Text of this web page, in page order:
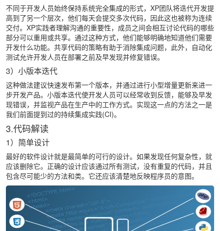
不同于开发人员始终保持系统完全集成的形式，XP团队将迭代开发提
高到了另一个层次，他们每天会提交多次代码，因此这也被称为连续
交付。XP实践者理解沟通的重要性，成员之间会相互讨论代码的哪些
部分可以重用或共享。通过这种方式，他们能够明确地知道他们需要
开发什么功能。共享代码的策略有助于消除集成问题，此外，自动化
测试允许开发人员在部署之前及早发现并修复错误。
3）小版本迭代
这种做法建议快速发布第一个版本，并通过进行小型增量更新来进一
步开发产品。小版本迭代使开发人员可以经常收到反馈，能够及早发
现错误，并监视产品在生产中的工作方式。实现这一点的方法之一是
我们前面提到过的持续集成实践(CI)。
3.代码解读
1）简单设计
最好的软件设计就是最简单的可行的设计。如果发现任何复杂性，就
应该删除它。正确的设计应该通过所有测试，没有重复的代码，并且
包含尽可能少的方法和类。它还应该清楚地反映程序员的意图。